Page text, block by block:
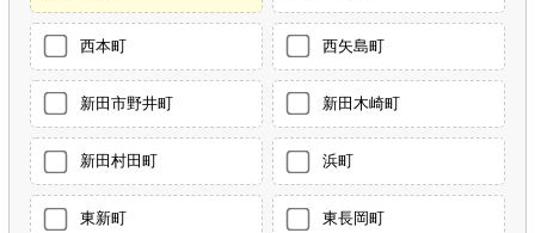
西本町 西矢島町
新田市野井町 新田木崎町
新田村田町 浜町
東新町 東長岡町